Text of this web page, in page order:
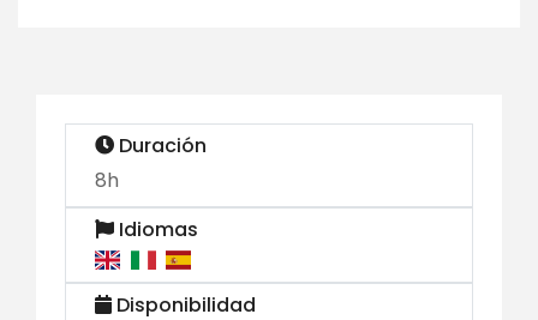
Duración
8h
Idiomas
Disponibilidad